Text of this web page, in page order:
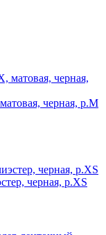
черная, р.M
черная, р.XS